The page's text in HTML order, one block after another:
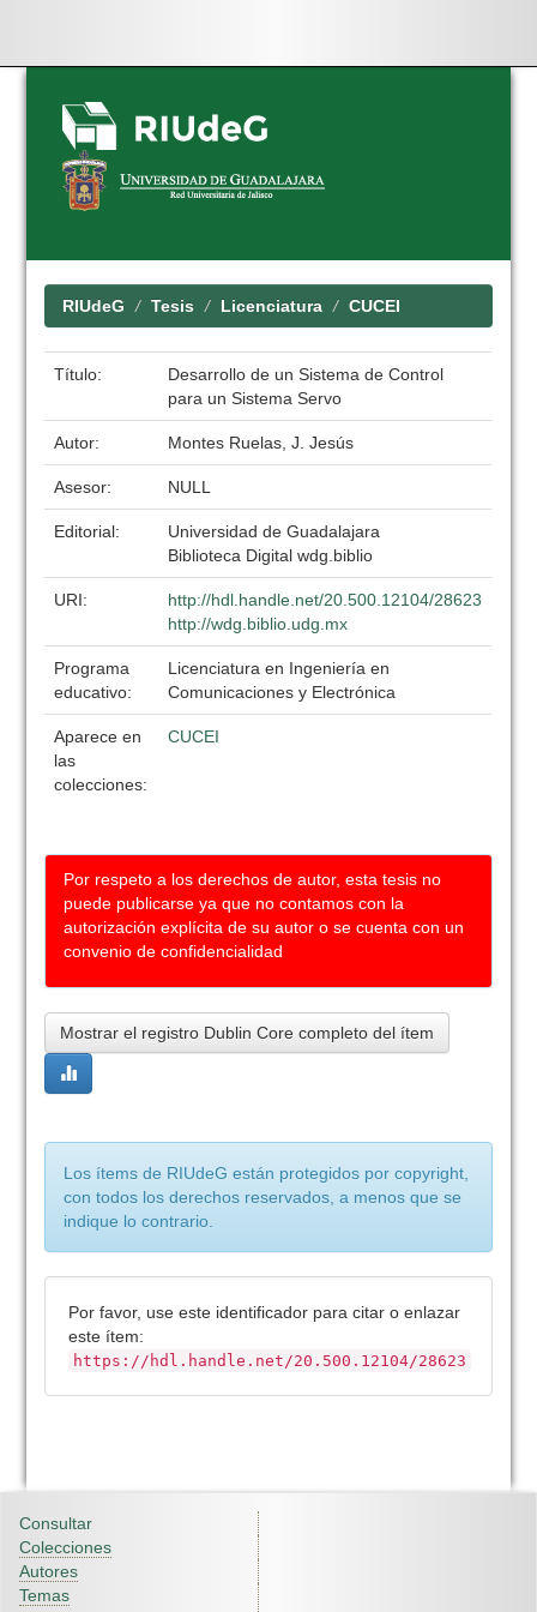
Skip
navigation
RIUdeG Tesis Licenciatura CUCEI
Título:
Desarrollo de un Sistema de Control
para un Sistema Servo
Autor: Montes Ruelas, J. Jesús
Asesor: NULL
Editorial:
Universidad de Guadalajara
Biblioteca Digital wdg.biblio
URI:
http://hdl.handle.net/20.500.12104/28623
http://wdg.biblio.udg.mx
Programa
educativo:
Licenciatura en Ingeniería en
Comunicaciones y Electrónica
Aparece en
las
colecciones:
CUCEI
Por respeto a los derechos de autor, esta tesis no
puede publicarse ya que no contamos con la
autorización explícita de su autor o se cuenta con un
convenio de confidencialidad
Mostrar el registro Dublin Core completo del ítem
Los ítems de RIUdeG están protegidos por copyright,
con todos los derechos reservados, a menos que se
indique lo contrario.
Por favor, use este identificador para citar o enlazar
este ítem:
https://hdl.handle.net/20.500.12104/28623
Consultar
Colecciones
Autores
Temas